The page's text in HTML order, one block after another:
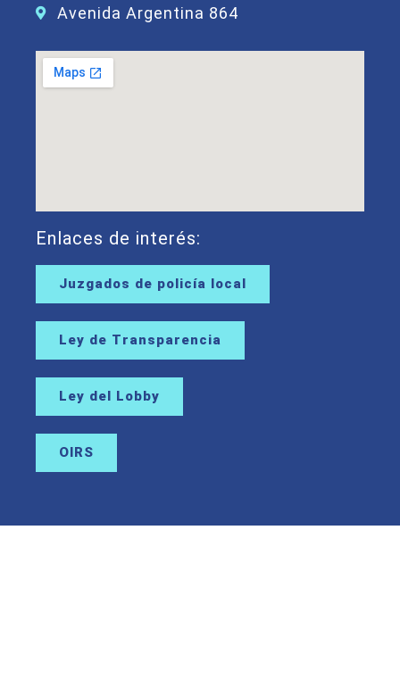
Avenida Argentina 864
Enlaces de interés:
Juzgados de policía local
Ley de Transparencia
Ley del Lobby
OIRS